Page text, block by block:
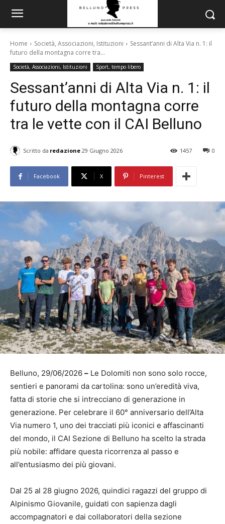
Home Società, Associazioni, Istituzioni
Sessant’anni di Alta Via n. 1: il
futuro della montagna corre tra...
Società, Associazioni, Istituzioni Sport, tempo libero
Sessant’anni di Alta Via n. 1: il
futuro della montagna corre
tra le vette con il CAI Belluno
Scritto da redazione 29 Giugno 2026 0
1457
Facebook X Pinterest
Belluno, 29/06/2026 – Le Dolomiti non sono solo rocce,
sentieri e panorami da cartolina: sono un’eredità viva,
fatta di storie che si intrecciano di generazione in
generazione. Per celebrare il 60° anniversario dell’Alta
Via numero 1, uno dei tracciati più iconici e affascinanti
del mondo, il CAI Sezione di Belluno ha scelto la strada
più nobile: affidare questa ricorrenza al passo e
all’entusiasmo dei più giovani.
Dal 25 al 28 giugno 2026, quindici ragazzi del gruppo di
Alpinismo Giovanile, guidati con sapienza dagli
accompagnatori e dai collaboratori della sezione